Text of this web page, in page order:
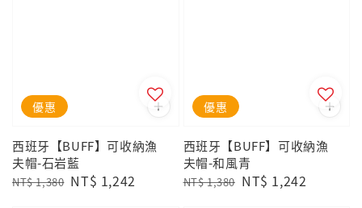
優惠
西班牙【BUFF】可收納漁
夫帽-石岩藍
Regular
NT$ 1,380 Sale
NT$ 1,242
優惠
西班牙【BUFF】可收納漁
夫帽-和風青
Regular
NT$ 1,380 Sale
NT$ 1,242